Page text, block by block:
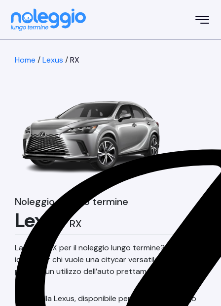
Home /Lexus /RX
Noleggio a lungo termine
Lexus RX
La Lexus RX per il noleggio lungo termine? È la scelta
ideale per chi vuole una citycar versatile, ma che
pensa a un utilizzo dell’auto prettamente urbano.
l SUV della Lexus, disponibile per il noleggio a lungo